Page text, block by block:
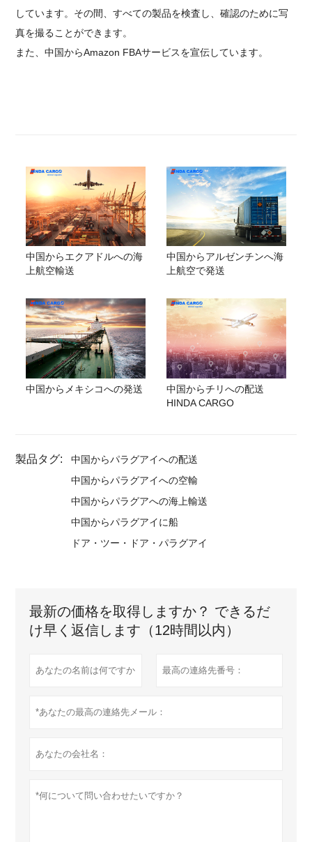
しています。その間、すべての製品を検査し、確認のために写
真を撮ることができます。
また、中国からAmazon FBAサービスを宣伝しています。
中国からエクアドルへの海
上航空輸送
中国からアルゼンチンへ海
上航空で発送
中国からメキシコへの発送
中国からチリへの配送
HINDA CARGO
製品タグ:
中国からパラグアイへの配送
中国からパラグアイへの空輸
中国からパラグアへの海上輸送
中国からパラグアイに船
ドア・ツー・ドア・パラグアイ
最新の価格を取得しますか？ できるだ
け早く返信します（12時間以内）